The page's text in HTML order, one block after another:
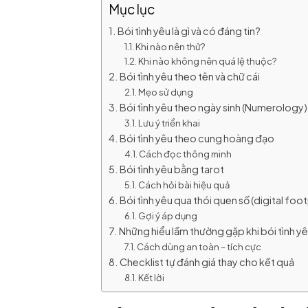
Mục lục
Bói tình yêu là gì và có đáng tin?
Khi nào nên thử?
Khi nào không nên quá lệ thuộc?
Bói tình yêu theo tên và chữ cái
Mẹo sử dụng
Bói tình yêu theo ngày sinh (Numerology)
Lưu ý triển khai
Bói tình yêu theo cung hoàng đạo
Cách đọc thông minh
Bói tình yêu bằng tarot
Cách hỏi bài hiệu quả
Bói tình yêu qua thói quen số (digital
Gợi ý áp dụng
Những hiểu lầm thường gặp khi bói tình
Cách dùng an toàn – tích cực
Checklist tự đánh giá thay cho kết quả
Kết lời